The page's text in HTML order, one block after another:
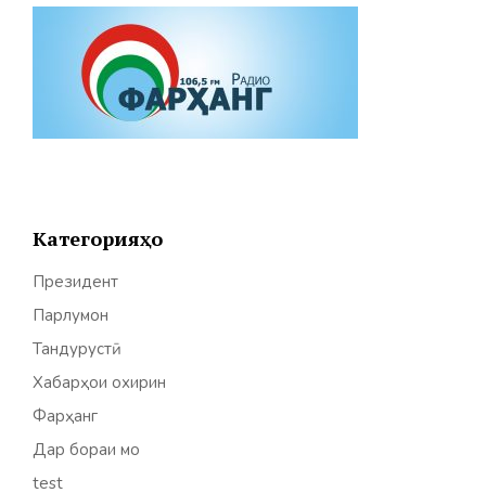
Категорияҳо
Президент
Парлумон
Тандурустӣ
Хабарҳои охирин
Фарҳанг
Дар бораи мо
test